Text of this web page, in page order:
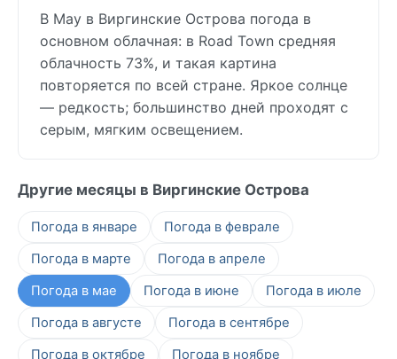
В May в Виргинские Острова погода в
основном облачная: в Road Town средняя
облачность 73%, и такая картина
повторяется по всей стране. Яркое солнце
— редкость; большинство дней проходят с
серым, мягким освещением.
Другие месяцы в Виргинские Острова
Погода в январе
Погода в феврале
Погода в марте
Погода в апреле
Погода в мае
Погода в июне
Погода в июле
Погода в августе
Погода в сентябре
Погода в октябре
Погода в ноябре